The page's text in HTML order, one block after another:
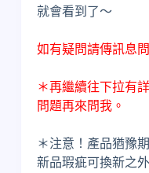
就會看到了～
如有疑問請傳訊息問
＊再繼續往下拉有
問題再來問我。
＊注意！產品猶豫
新品瑕疵可換新之